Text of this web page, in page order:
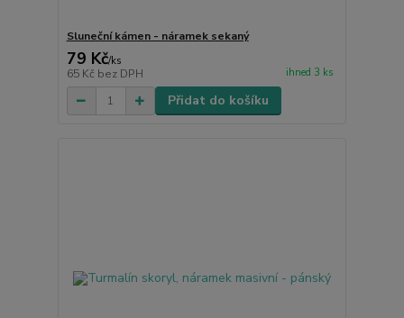
Sluneční kámen - náramek sekaný
79 Kč/ks
65 Kč bez DPH ihned 3 ks
Přidat do košíku